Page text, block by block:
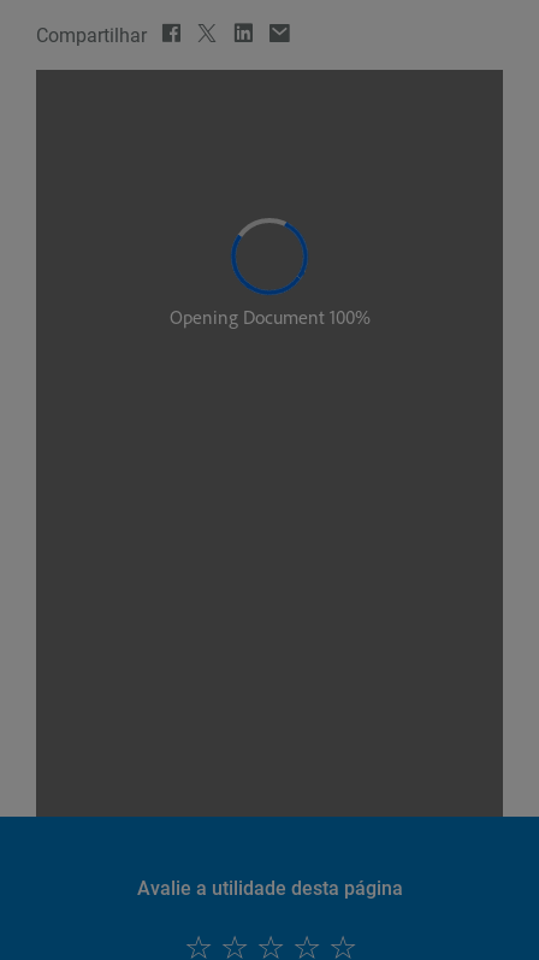
Compartilhar
Avalie a utilidade desta página